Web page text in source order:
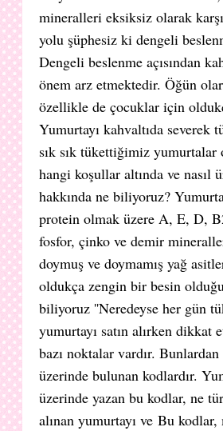
mineralleri eksiksiz olarak
yolu şüphesiz ki dengeli
Dengeli beslenme açısından
önem arz etmektedir. Öğün
özellikle de çocuklar için
Yumurtayı kahvaltıda severek
sık sık tükettiğimiz
hangi koşullar altında ve nasıl
hakkında ne biliyoruz?
protein olmak üzere A, E, D,
fosfor, çinko ve demir
doymuş ve doymamış yağ
oldukça zengin bir besin
biliyoruz ''Neredeyse her gün
yumurtayı satın alırken dikkat
bazı noktalar vardır.
üzerinde bulunan kodlardır.
üzerinde yazan bu kodlar, ne
alınan yumurtayı ve Bu